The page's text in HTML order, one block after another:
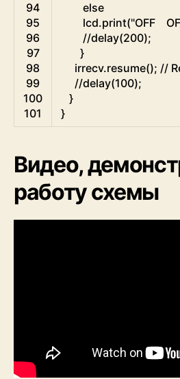
94
95
96
97
98
99
100
101
else
lcd.print("OFF
//delay(200);
}
irrecv.resume(); //
//delay(100);
}
}
Видео,
работу схемы